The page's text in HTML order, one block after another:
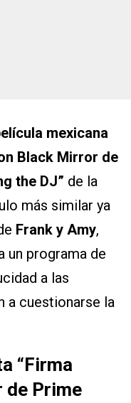
mexicana
Black Mirror de
the DJ” de la
más similar ya
Frank y Amy,
un programa de
a las
a cuestionarse la
“Firma
de Prime